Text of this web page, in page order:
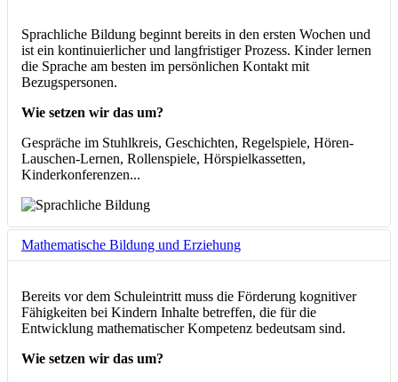
Sprachliche Bildung beginnt bereits in den ersten Wochen und
ist ein kontinuierlicher und langfristiger Prozess. Kinder lernen
die Sprache am besten im persönlichen Kontakt mit
Bezugspersonen.
Wie setzen wir das um?
Gespräche im Stuhlkreis, Geschichten, Regelspiele, Hören-
Lauschen-Lernen, Rollenspiele, Hörspielkassetten,
Kinderkonferenzen...
Mathematische Bildung und Erziehung
Bereits vor dem Schuleintritt muss die Förderung kognitiver
Fähigkeiten bei Kindern Inhalte betreffen, die für die
Entwicklung mathematischer Kompetenz bedeutsam sind.
Wie setzen wir das um?